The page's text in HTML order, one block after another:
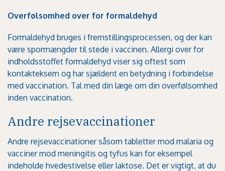
Overfølsomhed over for formaldehyd
Formaldehyd bruges i fremstillingsprocessen, og der kan
være spormængder til stede i vaccinen. Allergi over for
indholdsstoffet formaldehyd viser sig oftest som
kontakteksem og har sjældent en betydning i forbindelse
med vaccination. Tal med din læge om din overfølsomhed
inden vaccination.
Andre rejsevaccinationer
Andre rejsevaccinationer såsom tabletter mod malaria og
vacciner mod meningitis og tyfus kan for eksempel
indeholde hvedestivelse eller laktose. Det er vigtigt, at du